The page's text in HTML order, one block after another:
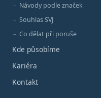
Návody podle značek
Souhlas SVJ
Co dělat při poruše
Kde působíme
Kariéra
Kontakt